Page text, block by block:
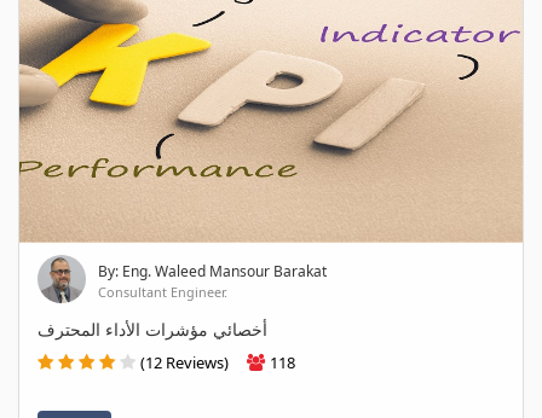
By: Eng. Waleed Mansour Barakat
Consultant Engineer.
أخصائي مؤشرات الأداء المحترف
(12 Reviews) 118